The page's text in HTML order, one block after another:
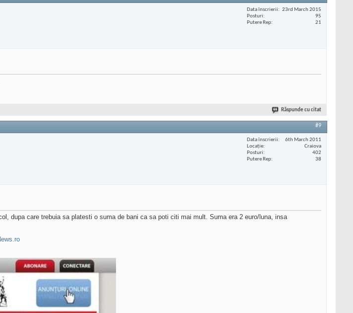
Data înscrierii
23rd March 2015
Posturi
95
Putere Rep
21
Răspunde cu citat
#9
Data înscrierii
6th March 2011
Locaţie
Craiova
Posturi
402
Putere Rep
38
dupa care trebuia sa platesti o suma de bani ca sa poti citi mai mult. Suma era 2 euro/luna, insa